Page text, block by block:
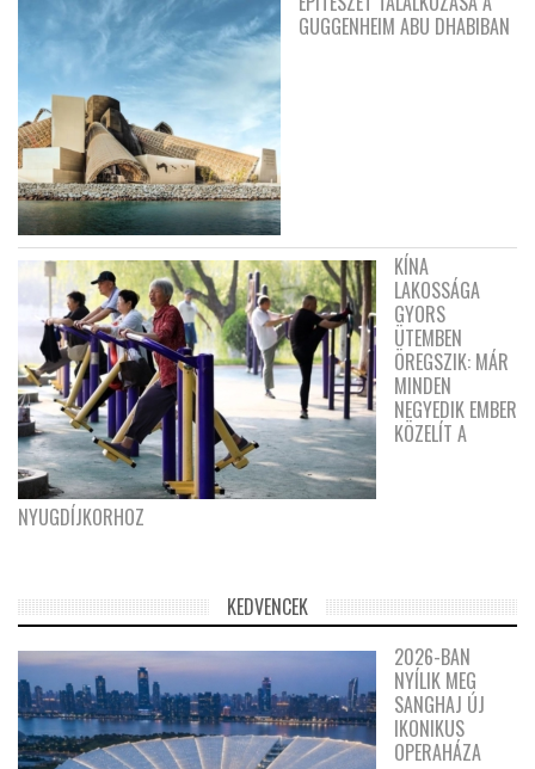
GUGGENHEIM ABU DHABIBAN
KÍNA
LAKOSSÁGA
GYORS
ÜTEMBEN
ÖREGSZIK: MÁR
MINDEN
NEGYEDIK EMBER
KÖZELÍT A
NYUGDÍJKORHOZ
KEDVENCEK
2026-BAN
NYÍLIK MEG
SANGHAJ ÚJ
IKONIKUS
OPERAHÁZA